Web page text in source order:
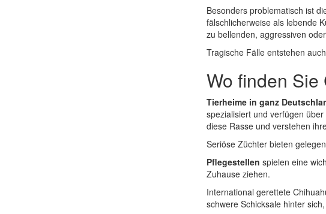
Besonders problematisch ist
fälschlicherweise als lebende
zu bellenden, aggressiven
Tragische Fälle entstehen
Wo finden
Tierheime in ganz
spezialisiert und verfügen
diese Rasse und verstehen
Seriöse Züchter bieten
Pflegestellen spielen eine
Zuhause ziehen.
International gerettete
schwere Schicksale hinter